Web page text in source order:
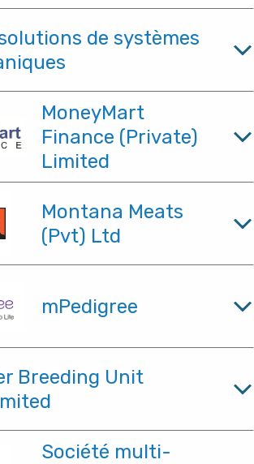
de systèmes
MoneyMart
Finance (Private)
Limited
Montana Meats
(Pvt) Ltd
mPedigree
Breeding Unit
Société multi-